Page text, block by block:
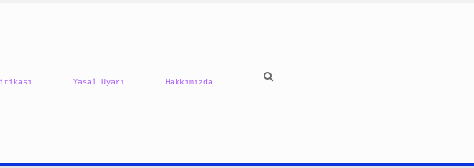
Yasal Uyarı Hakkımızda